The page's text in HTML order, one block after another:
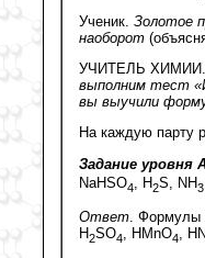
Ученик. Золотое
наоборот
УЧИТЕЛЬ ХИМИИ.
выполним тест
вы выучили
На каждую парту
Задание уровня
NaHSO4, H2S, NH3
Ответ. Формулы
H2SO4, HMnO4,